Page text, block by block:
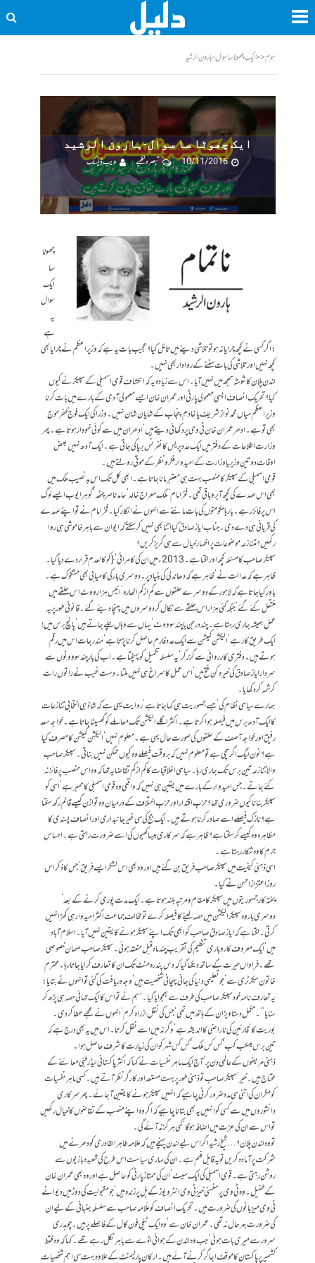
ہوم<<ایک چھوٹا سا سوال-ہارون الرشید
ایک چھوٹا سا سوال-ہارون الرشید
10/11/2016
تبصرہ لکھیے ویب ڈیسک
چھوٹا
سا
ایک
سوال
یہ
ہے
: اگر کسی نے کچھ چرایا نہ ہو تو تلاشی دینے میں تامّل کیا؟ عجیب بات یہ ہے کہ وزیر اعظم نے چرایا بھی
کچھ نہیں اور تلاشی کی بات سننے کے روادار بھی نہیں۔
لندن پلان کا شوشہ سمجھ میں نہیں آیا۔ اس سے زیادہ یہ کہ انکشاف قومی اسمبلی کے سپیکر نے کیوں
کیا؟ تحریکِ انصاف ایسی معمولی پارٹی اور عمران خان ایسے معمولی آدمی کے بارے میں بات کرنا
وزیر اعظم میاں محمد نواز شریف یا خادمِ پنجاب کے شایان شان نہیں۔ وزرا کی ایک فوج ظفر موج
بھی تو ہے۔ ادھر عمران خان ٹی وی پر دکھائی دیتے ہیں‘ ادھر ان میں سے کوئی نمودار ہوتا ہے۔ پھر
وزارت اطلاعات کے دفتر میں ایک عدد پریس کانفرنس برپا کی جاتی ہے۔ ایک آدھ نہیں بعض
اوقات دو تین وزیر یا وزارت کے امیدوار فکر و نظر کے موتی رولتے ہیں۔
قومی اسمبلی کے سپیکر کا منصب بہت ہی معتبر مانا جاتا ہے۔ ابھی کل تک اس بدنصیب ملک میں
بھی اس عہدے کی کچھ آبرو باقی تھی۔ فخر امام‘ ملک معراج خالد‘ حامد ناصر چٹھہ‘ گوہر ایوب ایسے لوگ
اس پر فائز رہے۔ بارہا حکومتوں کی بات ماننے سے انہوں نے انکار کیا۔ فخر امام نے تو اپنے عہدے
کی قربانی ہی دے دی۔ جناب ایاز صادق کیا اتنا بھی نہیں کر سکتے کہ ایوان سے باہر خاموشی ہی روا
رکھیں؟ متنازعہ موضوعات پر اظہار خیال سے ہی گریز کریں؟
سپیکر صاحب کا مسئلہ کچھ اور لگتا ہے۔ 2013ء میں ان کی کامرانی‘{ کو کالعدم قرار دے دیا گیا۔
ظاہر ہے کہ عدالت نے‘ ظاہر ہے کہ دھاندلی کی بنیاد پر۔ دوسری بار کی کامیابی بھی مشکوک ہے۔
باور کیا جاتا ہے کہ لاہور کے دوسرے حلقوں سے کم از کم اٹھارہ‘ انیس ہزار ووٹ اس حلقے میں
منتقل کئے گئے‘ جبکہ کئی ہزار اس حلقے سے نکال کر دوسروں میں پہنچا دیئے گئے۔ قانونی طور پر یہ
عمل ہمیشہ جاری رہتا ہے۔ چند درجن یا چند سو ووٹ‘ یہاں سے وہاں چلے جاتے ہیں‘ پانچ برس میں!
ایک طریق کار ہے‘ الیکشن کمیشن سے ایک عدد فارم حاصل کرنا پڑتا ہے‘ مندرجات اس میں رقم
ہوتے ہیں۔ دفتری کارروائی سے گزر کر‘ یہ سلسلہ تکمیل کو پہنچتا ہے۔ اب کی بار چند سو ووٹوں سے
سردار ایاز صادق کی خیرہ کن فتح میں‘ اس عمل کا سراغ ہی نہیں ملتا۔ دستِ غیب نے راتوں رات
کرشمہ کر دکھایا۔
ہمارے سیاسی نظام کی‘ جسے جمہوریت ہی کہا جاتا ہے‘ روایت یہی ہے کہ شاذ ہی انتخابی تنازعات
کا ایک آدھ برس میں فیصلہ ہوا کرتا ہے۔ اکثر اگلے الیکشن تک معاملے کو گھسیٹا جاتا ہے۔ خواجہ سعد
رفیق اور خواجہ آصف کے حلقوں کی صورت حال یہی ہے۔ معلوم نہیں‘ الیکشن کمیشن کا مصرف کیا
ہے؟ نون لیگ اگر سچی ہے تو معلوم نہیں کہ بروقت فیصلے وہ کیوں ممکن نہیں بناتی۔ سپیکر صاحب
والا تنازعہ تین برس تک جاری رہا۔ سیاسی اخلاقیات کا کم از کم تقاضا یہ تھا کہ وہ اس منصب پر فائز نہ
کئے جاتے۔ جس امیدوار کے بارے میں یقین ہی نہیں کہ واقعی وہ قومی اسمبلی کا ممبر ہے‘ اسی کو
سپیکر بنانا کیوں ضروری تھا؟ حزبِ اقتدار اور حزبِ اختلاف کے درمیان وہ توازن کیسے قائم رکھ سکتا
ہے؟ نازک فیصلے اسے صادر کرنا ہوتے ہیں۔ ایک جج کی سی غیر جانبداری اور انصاف پسندی کا
مظاہرہ وہ کیسے کر سکتا ہے؟ ظاہر ہے کہ سرکاری بیساکھیوں کی اسے ضرورت رہتی ہے۔ احساسِ
جرم کا وہ شکار رہتا ہے۔
اسی ذہنی کیفیت میں سپیکر صاحب فریق بن گئے ہیں اور وہ بھی اس لشکر ایسے فریق‘ جس کا ذکر اس
روز اعتزاز احسن نے کیا۔
پختہ کار جمہوریتوں میں سپیکر کا مقام و مرتبہ بلند ہوتا ہے۔ ایک مدت پوری کرنے کے بعد‘
دوسری بار وہ سپیکر الیکشن میں حصہ لینے کا فیصلہ کرے تو مخالف جماعت اکثر امیدوار ہی کھڑا نہیں
کرتی۔ لگتا ہے کہ ایاز صادق صاحب کو ابھی تک اپنے سپیکر ہونے کا یقین نہیں آیا۔ اسلام آباد
میں‘ ایک معروف کاروباری تنظیم کی تقریب چند ماہ قبل منعقد ہوئی۔ سپیکر صاحب مہمان خصوصی
تھے۔ فراواں حیرت کے ساتھ دیکھا گیا کہ دس پندرہ منٹ تک ان کا تعارف کرایا جاتا رہا۔ محترم
خاتون سیکرٹری سے‘ جو تعلیمی دنیا کی جانی پہچانی شخصیت ہیں‘ وجہ دریافت کی گئی تو انہوں نے بتایا:
یہ تعارف نامہ خود سپیکر صاحب کی طرف سے بھجوایا گیا۔ ”ہم نے تو اس کا ایک تہائی حصہ ہی پڑھ کر
سنایا‘‘۔ مکمل دستاویز ان کے ہاتھ میں تھی‘ جس کی نقل ازراہ کرم‘ انہوں نے مجھے عطا کر دی۔
بوریت کا‘ قارئین کی ناراضی کا اندیشہ ہے‘ وگرنہ میں اسے نقل کرتا۔ اس میں یہ بھی درج ہے کہ
تین برس میںکب کب‘ کس کس ملک‘ کس کس شہر کو ان کی زیارت کا شرف حاصل ہوا۔
ذہنی مریضوں کے عالمی دن پر‘ آج ایک ماہر نفسیات نے کہا کہ اکثر پاکستانی لیڈر طبّی معائنے کے
محتاج ہیں۔ خیر‘ سپیکر صاحب تو ذہنی طور پر بہت مستعد اور کارگر نظر آتے ہیں۔ کسی ماہر نفسیات
کو مگر ان کی اتنی سی مدد ضرور کرنی چاہیے کہ انہیں سپیکر ہونے کا یقین آ جائے۔ پھر سرکاری
دانشوروں میں سے کسی کو انہیں یہ بھی بتانا چاہیے کہ اگر وہ اپنے منصب کے تقاضوں کا خیال رکھیں
تو اس سے ان کی عزت میں اضافہ ہو گا‘ کمی ہرگز نہ آئے گی۔
تو وہ لندن پلان؟… شیخ رشید اگر اس لیے لندن پہنچے ہیں کہ علامہ طاہرالقادری کو دھرنے میں
شرکت پر آمادہ کریں تو یہ قابل فہم ہے۔ ان کی ساری سیاست اس طرح کی شعبدہ بازیوں سے
روشن رہتی ہے۔ قومی اسمبلی کی ایک سیٹ‘ ان کی ممتاز پارٹی کو حاصل ہے اور وہ بھی عمران خان
کے طفیل۔ وہ ٹی وی پر سنسنی خیز ٹی وی انٹرویوز کے بل پر زندہ ہیں‘ جو مقبولیت کی دوڑ میں دیوانے
ٹی وی میزبانوں کی ضرورت ہیں۔ تحریکِ انصاف کو علّامہ صاحب سے سلسلٔہِ جنبانی کے لیے ان
کی ضرورت بہرحال نہ تھی۔ عمران خان سے‘ وہ ایک ٹیلی فون کال کے فاصلے پر ہیں۔ چوہدری
سرور سے میری بات ہوئی‘ جب وہ لندن کے ہوائی اڈے سے باہر نکل رہے تھے۔کہا کہ وہ فقط
کشمیر پر پاکستان کا موقف اجاگر کرنے آئے ہیں۔ ارکان پارلیمنٹ کے علاوہ بہت سی اہم شخصیات